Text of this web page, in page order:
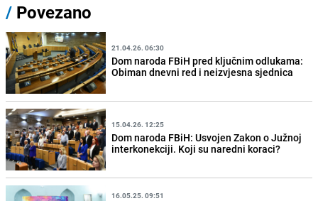
/ Povezano
21.04.26. 06:30
Dom naroda FBiH pred ključnim odlukama:
Obiman dnevni red i neizvjesna sjednica
15.04.26. 12:25
Dom naroda FBiH: Usvojen Zakon o Južnoj
interkonekciji. Koji su naredni koraci?
16.05.25. 09:51